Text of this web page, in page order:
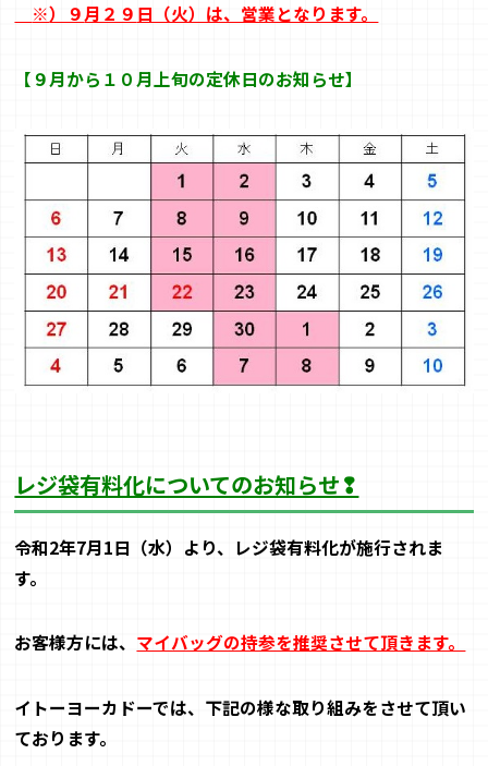
※）９月２９ 日（火）は、営業となります。
【９月から１０月上旬の定休日のお知らせ】
レジ袋有料化についてのお知らせ❢
令和2年7月1日（水）より、レジ袋有料化が施行されま
す。
お客様方には、 マイバッグの持参を推奨させて頂きます。
イトーヨーカドーでは、下記の様な取り組みをさせて頂い
ております。